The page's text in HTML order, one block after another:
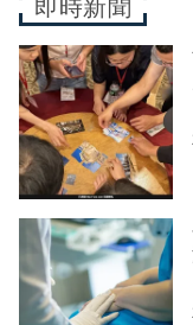
即時新聞